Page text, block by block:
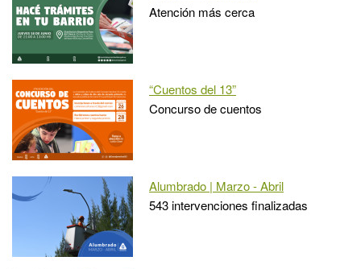
Atención más cerca
“Cuentos del 13”
Concurso de cuentos
Alumbrado | Marzo - Abril
543 intervenciones finalizadas